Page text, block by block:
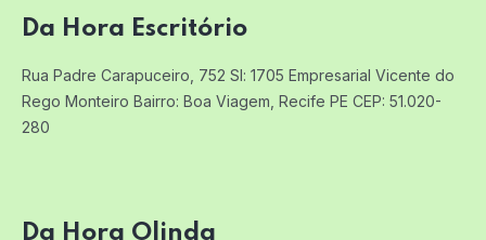
Da Hora Escritório
Rua Padre Carapuceiro, 752 Sl: 1705 Empresarial Vicente do
Rego Monteiro Bairro: Boa Viagem, Recife PE CEP: 51.020-
280
Da Hora Olinda